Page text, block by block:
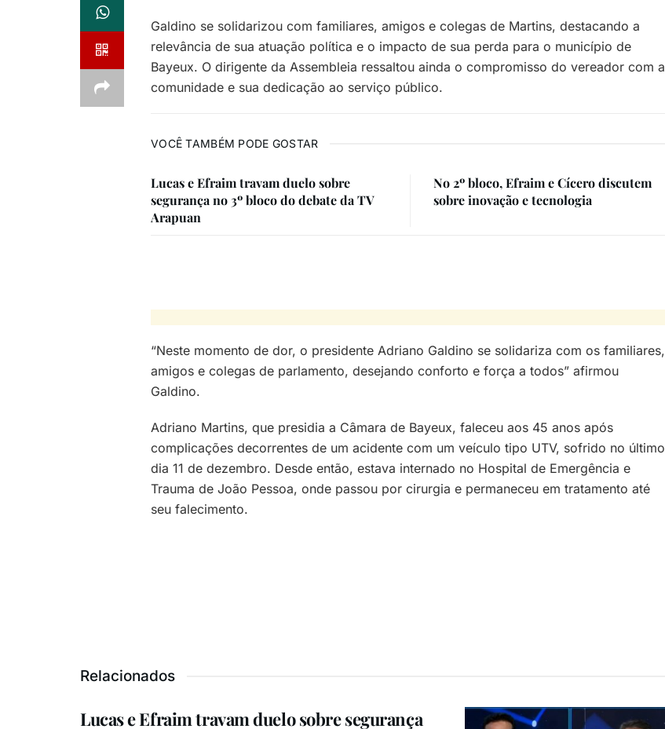
Galdino se solidarizou com familiares, amigos e colegas de Martins, destacando a
relevância de sua atuação política e o impacto de sua perda para o município de
Bayeux. O dirigente da Assembleia ressaltou ainda o compromisso do vereador com a
comunidade e sua dedicação ao serviço público.
VOCÊ TAMBÉM PODE GOSTAR
Lucas e Efraim travam duelo sobre
segurança no 3º bloco do debate da TV
Arapuan
No 2º bloco, Efraim e Cícero discutem
sobre inovação e tecnologia
“Neste momento de dor, o presidente Adriano Galdino se solidariza com os familiares,
amigos e colegas de parlamento, desejando conforto e força a todos” afirmou
Galdino.
Adriano Martins, que presidia a Câmara de Bayeux, faleceu aos 45 anos após
complicações decorrentes de um acidente com um veículo tipo UTV, sofrido no último
dia 11 de dezembro. Desde então, estava internado no Hospital de Emergência e
Trauma de João Pessoa, onde passou por cirurgia e permaneceu em tratamento até
seu falecimento.
Relacionados
Lucas e Efraim travam duelo sobre segurança